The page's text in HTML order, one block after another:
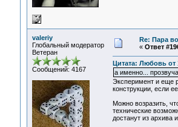
valeriy
Глобальный модератор
Ветеран
Сообщений: 4167
Re: Пара
« Ответ
Цитата: Любовь от
а именно...
Эксперимент и еще
конструкции, если
Можно возразить,
технические
достанут из архива